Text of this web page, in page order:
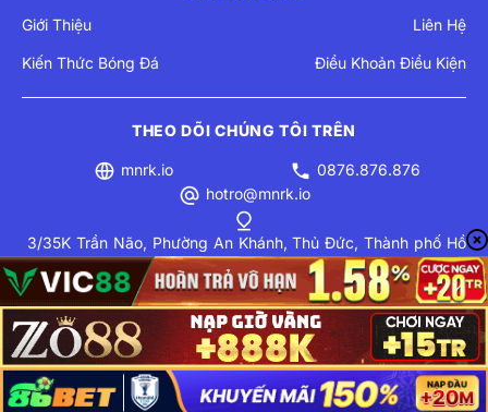
Giới Thiệu
Liên Hệ
Kiến Thức Bóng Đá Điều Khoản Điều Kiện
THEO DÕI CHÚNG TÔI TRÊN
mnrk.io
0876.876.876
hotro@mnrk.io
3/35K Trần Não, Phường An Khánh, Thủ Đức, Thành phố Hồ
Chí Minh, Việt Nam
Chính sách bảo mật
© 2025 Bản quyền thuộc về mnrk.io
Miễn trừ trách nhiệm